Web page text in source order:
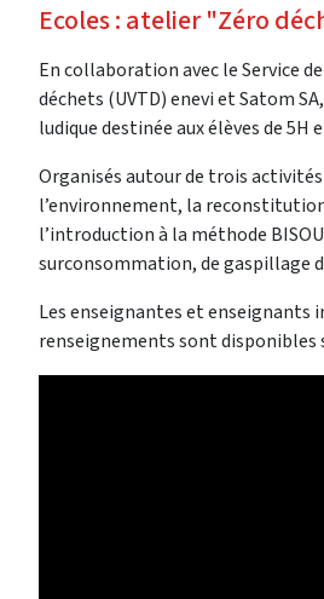
Ecoles : atelier "Zéro
En collaboration avec le Service
déchets (UVTD) enevi et Satom
ludique destinée aux élèves de 5H
Organisés autour de trois activités
l’environnement, la
l’introduction à la méthode
surconsommation, de gaspillage
Les enseignantes et enseignants
renseignements sont disponibles